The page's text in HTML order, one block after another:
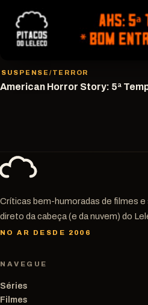
SUSPENSE/TERROR
American Horror Story: 5ª
Críticas bem-humoradas de filmes e
direto da cabeça (e da nuvem) do
NO AR DESDE 2006
NAVEGUE
Séries
Filmes